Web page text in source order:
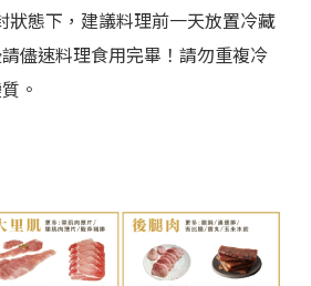
狀態下，建議料理前一天放置冷藏
儘速料理食用完畢！請勿重複冷
。